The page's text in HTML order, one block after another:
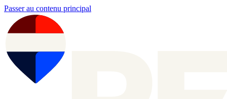
Passer au contenu principal